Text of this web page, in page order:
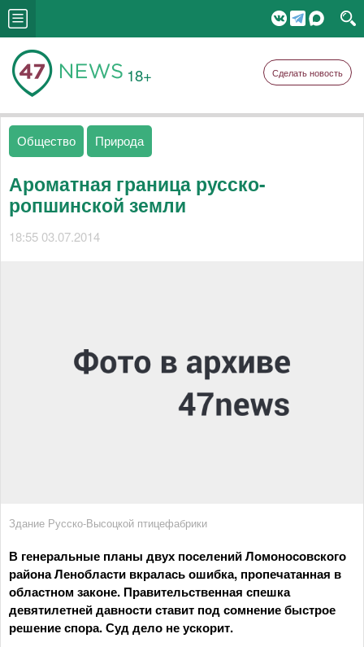
18+ Сделать новость
Общество Природа
Ароматная граница русско-
ропшинской земли
18:55 03.07.2014
Здание Русско-Высоцкой птицефабрики
В генеральные планы двух поселений Ломоносовского
района Ленобласти вкралась ошибка, пропечатанная в
областном законе. Правительственная спешка
девятилетней давности ставит под сомнение быстрое
решение спора. Суд дело не ускорит.